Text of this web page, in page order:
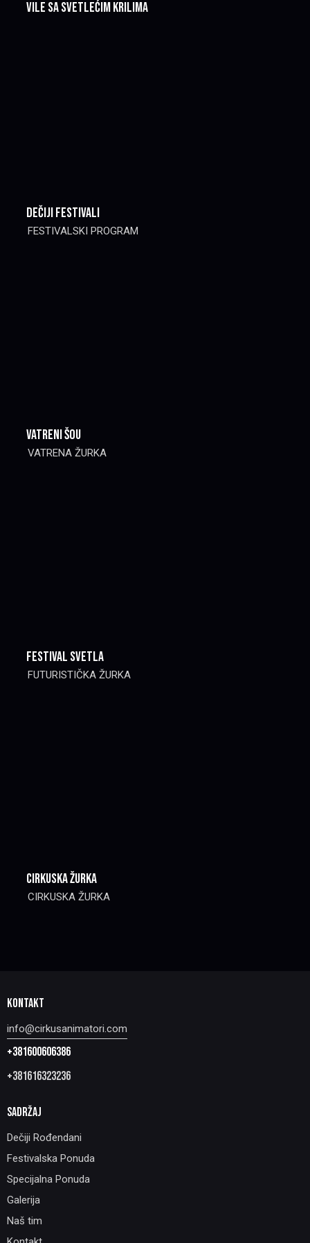
Vile sa svetlećim krilima
DEČIJI Festivali
FESTIVALSKI PROGRAM
VATRENI ŠOU
VATRENA ŽURKA
FESTIVAL SVETLA
FUTURISTIČKA ŽURKA
CIRKUSKA ŽURKA
CIRKUSKA ŽURKA
KONTAKT
info@cirkusanimatori.com
+381600606386
+381616323236
SADRŽAJ
Dečiji Rođendani
Festivalska Ponuda
Specijalna Ponuda
Galerija
Naš tim